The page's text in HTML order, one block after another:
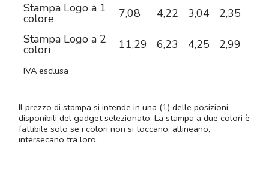
Stampa Logo a 1
colore 7,08 4,22 3,04 2,35
Stampa Logo a 2
colori 11,29 6,23 4,25 2,99
IVA esclusa
Il prezzo di stampa si intende in una (1) delle posizioni
disponibili del gadget selezionato. La stampa a due colori è
fattibile solo se i colori non si toccano, allineano,
intersecano tra loro.